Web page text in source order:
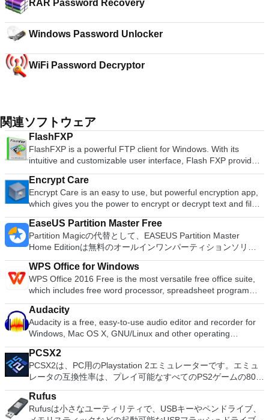
RAR Password Recovery
Windows Password Unlocker
WiFi Password Decryptor
関連ソフトウェア
FlashFXP
FlashFXP is a powerful FTP client for Windows. With its
intuitive and customizable user interface, Flash FXP provides
the fastest and easiest way to transfer or backup files
between your local computer and a remote server, or directly
between two servers. In addition to FTP, FlashFXP provides
additional security with SFTP (Secure Shell/SSH), FTPS
(Secure Socket Layer (SSL) over FTP) and a smooth one
time password support. Its unique features include multi-
firewall and proxy support, speed limiting, server file
searching, remote editing with automatic (or manual)
uploading, automated transfer scheduling with email
notifications, priority transfer lists and extensive file transfer
rules.
Encrypt Care
Encrypt Care is an easy to use, but powerful encryption app,
which gives you the power to encrypt or decrypt text and files
in batch mode, and generate, verify and export checksums.
Encrypt Care uses powerful encryption algorithms to protect
your data. The interface is easy to navigate and quite user
friendly, with drag and drop support for easily adding files for
encryption. Simply enter your chosen password, select your
destination folder and begin the encryption process. With
Encrypt Care you can perform multiple tasks with checksums,
including generating a checksum of any text or file, export
checksums to .TXT file or copy to clipboard. You can also
generate hash for multiple files, and verify checksums as well.
Key Features include: Encrypt and decrypt text and
messages. Encrypt and decrypt files photos, documents, and
apps. Generate and verify checksum of text and file.
Generate and export checksums for multiple files. Supports
various algorithms such as AES, Blowfish, CAST, DES, IDEA,
SHA-1, SHA-256, SHA-384, SHA-512. Small footprint.
Supports Unicode characters. Supports batch processing.
EaseUS Partition Master Free
Partition Magicの代替として、EASEUS Partition Master
Home Editionは無料のオールインワンパーティションソリュ
ーションおよびディスク管理ユーティリティです。パーティシ
ョンの拡張（特にシステムドライブ用）、ディスク領域の管
理、MBRおよびGUIDパーティションテーブル（GPT）ディス
クのディスク領域不足の問題の解決を可能にします。 パーテ
ィションのサイズ変更/移動システムドライブを拡張するディ
スクとパーティションをコピーパーティションをマージ分割パ
ーティション空き領域を再分配するダイナミックディスクの変
換パーティションを回復する
WPS Office for Windows
WPS Office 2016 Free is the most versatile free office suite,
which includes free word processor, spreadsheet program
and presentation maker. With these three programs you will
easily be able to deal with any office related tasks. WPS
Office 2016 Free has multiple language support for English,
French, German, Spanish, Portuguese,Russian and Polish
languages. To switch between languages requires only a
single click! Despite being a free suite, WPS Office comes
with many innovative features, such as the paragraph
adjustment tool and multiple tabbed feature. It also has a PDF
converter, spell check and word count feature. WPS Office
2016 Personal Edition supports switching language UI,File
Roaming and Docer online templates. Key features include:
Audacity
Audacity is a free, easy-to-use audio editor and recorder for
Windows, Mac OS X, GNU/Linux and other operating
systems. You can use Audacity to: Record live audio. Convert
tapes and records into digital recordings or CDs. Edit Ogg
Vorbis, MP3, WAV or AIFF sound files. Cut, copy, splice or mix
sounds together. Change the speed or pitch of a recording.
Add new effects with LADSPA plug-ins. And more!
PCSX2
PCSX2は、PC用のPlaystation 2エミュレーターです。エミュ
レータの互換性率は、プレイ可能なすべてのPS2ゲームの80％
以上を誇っています。かなり強力なコンピューターを所有して
いる場合、PCSX2は優れたエミュレーターです。また、この
アプリケーションはローエンドコンピューターのサポートも提
Rufus
Rufusは小さなユーティリティで、USBキーやペンドライブ、